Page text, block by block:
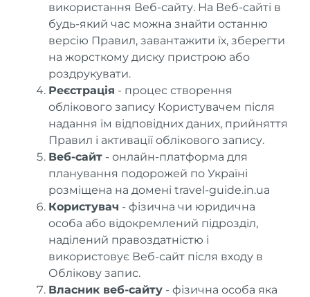
використання Веб-сайту. На Веб-сайті в
будь-який час можна знайти останню
версію Правил, завантажити їх, зберегти
на жорсткому диску пристрою або
роздрукувати.
Реєстрація - процес створення
облікового запису Користувачем після
надання їм відповідних даних, прийняття
Правил і активації облікового запису.
Веб-сайт - онлайн-платформа для
планування подорожей по Україні
розміщена на домені travel-guide.in.ua
Користувач - фізична чи юридична
особа або відокремлений підрозділ,
наділений правоздатністю і
використовує Веб-сайт після входу в
Облікову запис.
Власник веб-сайту - фізична особа яка